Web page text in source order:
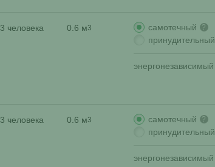
3 человека 0.6 м3 самотечный ?
принудительный
энергонезависимый
3 человека 0.6 м3 самотечный ?
принудительный
энергонезависимый